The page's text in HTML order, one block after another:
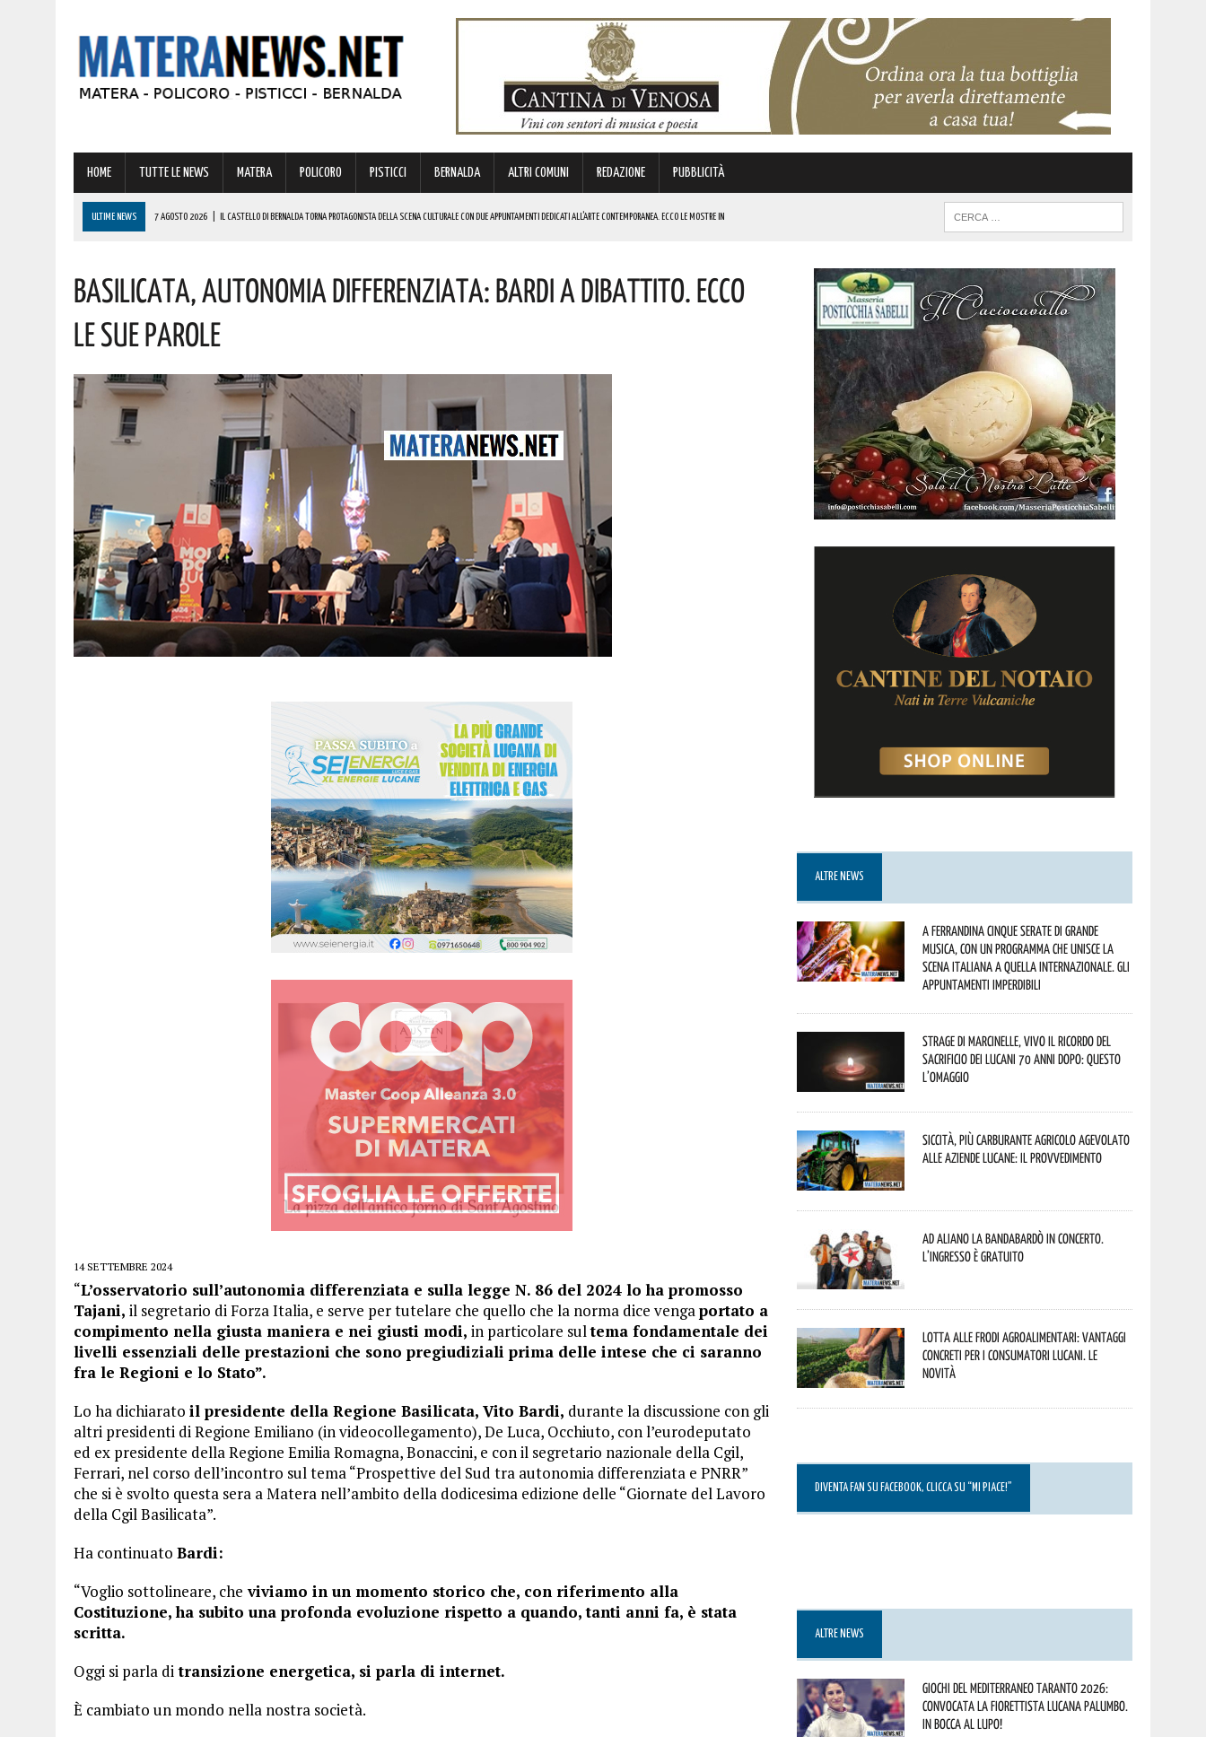
HOME TUTTE LE NEWS MATERA POLICORO PISTICCI BERNALDA ALTRI COMUNI REDAZIONE PUBBLICITÀ
ULTIME NEWS 7 AGOSTO 2026 IL CASTELLO DI BERNALDA TORNA PROTAGONISTA DELLA SCENA CULTURALE CON DUE APPUNTAMENTI DEDICATI ALL’ARTE CONTEMPORANEA. ECCO LE MOSTRE IN
7 AGOSTO 2026 | A GRASSANO FERVONO I PREPARATIVI PER LA RIEVOCAZIONE STORICA “I CAVALIERI DI MALTA”. ECCO IL PROGRAMMA
7 AGOSTO 2026 | BERNALDA: IL SUGGESTIVO SCENARIO DELLE TAVOLE PALATINE FARÀ DA CORNICE ALLO SPETTACOLO DI ROSMY, UN EMOZIONANTE VIAGGIO TRA MUSICA E PAROLE. I DETTAGLI
Basilicata, Autonomia Differenziata: Bardi A Dibattito. Ecco
Le Sue Parole
14 SETTEMBRE 2024
“L’osservatorio sull’autonomia differenziata e sulla legge N. 86 del 2024 lo ha promosso
Tajani, il segretario di Forza Italia, e serve per tutelare che quello che la norma dice vengaportato a
compimento nella giusta maniera e nei giusti modi, in particolare sultema fondamentale dei
livelli essenziali delle prestazioni che sono pregiudiziali prima delle intese che ci saranno
fra le Regioni e lo Stato”.
Lo ha dichiarato il presidente della Regione Basilicata, Vito Bardi, durante la discussione con gli
altri presidenti di Regione Emiliano (in videocollegamento), De Luca, Occhiuto, con l’eurodeputato
ed ex presidente della Regione Emilia Romagna, Bonaccini, e con il segretario nazionale della Cgil,
Ferrari, nel corso dell’incontro sul tema “Prospettive del Sud tra autonomia differenziata e PNRR”
che si è svolto questa sera a Matera nell’ambito della dodicesima edizione delle “Giornate del Lavoro
della Cgil Basilicata”.
Ha continuato Bardi:
“Voglio sottolineare, che viviamo in un momento storico che, con riferimento alla
Costituzione, ha subito una profonda evoluzione rispetto a quando, tanti anni fa, è stata
scritta.
Oggi si parla ditransizione energetica, si parla di internet.
È cambiato un mondo nella nostra società.
ALTRE NEWS
A Ferrandina cinque serate di grande
musica, con un programma che unisce la
scena italiana a quella internazionale. Gli
appuntamenti imperdibili
Strage di Marcinelle, vivo il ricordo del
sacrificio dei lucani 70 anni dopo: questo
l’omaggio
Siccità, più carburante agricolo agevolato
alle aziende lucane: il provvedimento
Ad Aliano la Bandabardò in concerto.
L’ingresso è gratuito
Lotta alle frodi agroalimentari: vantaggi
concreti per i consumatori lucani. Le
novità
DIVENTA FAN SU FACEBOOK, CLICCA SU “MI PIACE!”
ALTRE NEWS
Giochi del Mediterraneo Taranto 2026:
convocata la fiorettista lucana Palumbo.
In bocca al lupo!